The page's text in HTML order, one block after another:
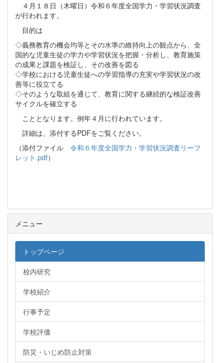
４月１８日（木曜日）令和６年度全国学力・学習状況調査
が行われます。
目的は
◇義務教育の機会均等とその水準の維持向上の観点から、全
国的な児童生徒の学力や学習状況を把握・分析し、教育施策
の成果と課題を検証し、その改善を図る
◇学校における児童生徒への学習指導の充実や学習状況の改
善等に役立てる
◇そのような取組を通じて、教育に関する継続的な検証改善
サイクルを確立する
こととなります。例年４月に行われています。
詳細は、添付するPDFをご覧ください。
（添付ファイル 令和６年度全国学力・学習状況調査リーフ
レット.pdf）
メニュー
トップページ
校内研究
学校紹介
行事予定
学校評価
防災・いじめ防止対策